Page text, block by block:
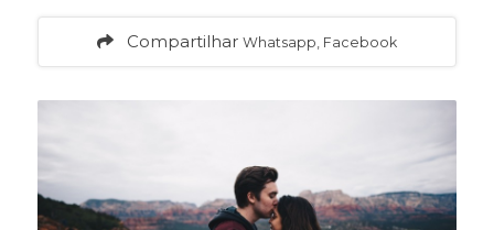
Compartilhar Whatsapp, Facebook